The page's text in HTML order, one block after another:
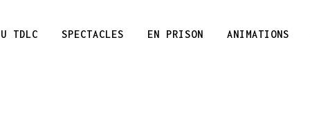
TDLC SPECTACLES EN PRISON ANIMATIONS